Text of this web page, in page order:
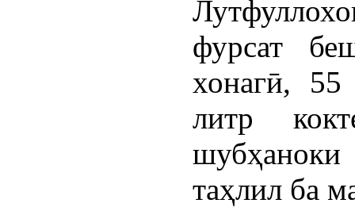
фурсат
хонагӣ,
литр
таҳлил ба